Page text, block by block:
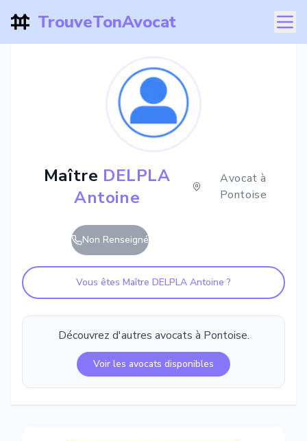
TrouveTonAvocat
Maître DELPLA
Antoine
Avocat à
Pontoise
Non Renseigné
Vous êtes Maître DELPLA Antoine ?
Découvrez d'autres avocats à Pontoise.
Voir les avocats disponibles